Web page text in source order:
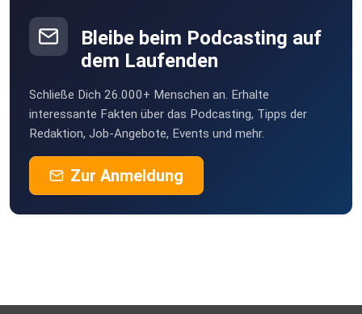
Bleibe beim Podcasting auf
dem Laufenden
Schließe Dich 26.000+ Menschen an. Erhalte
interessante Fakten über das Podcasting, Tipps der
Redaktion, Job-Angebote, Events und mehr.
Zur Anmeldung